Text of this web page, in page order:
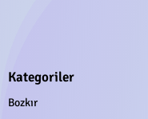
Kategoriler
Bozkır